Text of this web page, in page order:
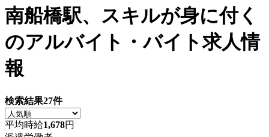
南船橋駅、スキルが身に付く
のアルバイト・バイト求人情
報
検索結果27件
平均時給1,678円